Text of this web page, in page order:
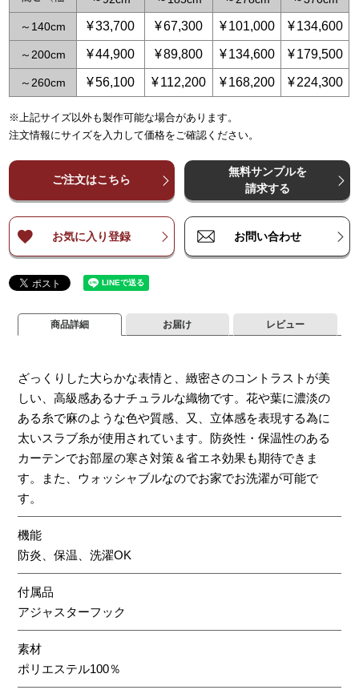
～ 140 ¥33,700 ¥67,300 ¥101,000 ¥134,600
～ 200 ¥44,900 ¥89,800 ¥134,600 ¥179,500
～ 260 ¥56,100 ¥112,200 ¥168,200 ¥224,300
～59 ～ 139 ～208
¥44,900 89,800 134,600 ¥179,500 ¥
～115 ～231 ～
¥44,900 89,800 134,600 ¥ 179,500
※上記サイズ以外も製作可能な場合があります。
注文情報にサイズを入力して価格をご確認ください。
ご注文はこちら
無料サンプルを
請求する
お気に入り登録 お問い合わせ
商品詳細
ざっくりした大らかな表情と、緻密さのコントラストが美
しい、高級感あるナチュラルな織物です。花や葉に濃淡の
ある糸で麻のような色や質感、又、立体感を表現する為に
太いスラブ糸が使用されています。防炎性・保温性のある
カーテンでお部屋の寒さ対策＆省エネ効果も期待できま
す。また、ウォッシャブルなのでお家でお洗濯が可能で
す。
機能
防炎、保温、洗濯OK
付属品
アジャスターフック
素材
ポリエステル100％
お届け レビュー